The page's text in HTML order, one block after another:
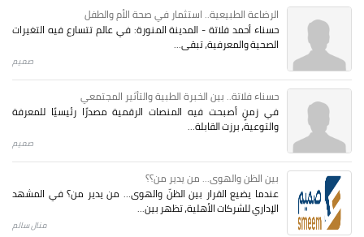
الرضاعة الطبيعية.. استثمار في صحة الأم والطفل
حسناء أحمد فلاتة - المدينة المنورة: في عالم تتسارع فيه التغيرات
الصحية والمعرفية، تبقى...
صميم
حسناء فلاتة.. بين الخبرة الطبية والتأثير المجتمعي
في زمنٍ أصبحت فيه المنصات الرقمية مصدرًا رئيسيًا للمعرفة
والتوعية، برزت القابلة...
صميم
بين الظن والهوى... من يدير من؟؟
عندما يضيع القرار بين الظنّ والهوى… من يدير من؟ في المشهد
الإداري للشركات الأهلية، تظهر بين...
منال سالم